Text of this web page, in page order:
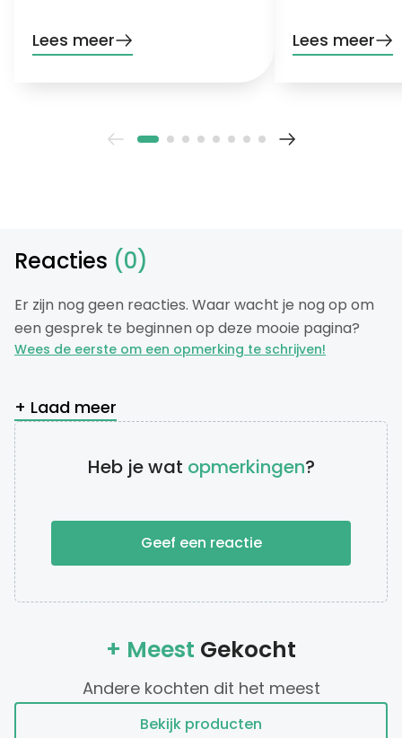
heeft!
Lees meer
hete, droge
Lees meer
Reacties (0)
Er zijn nog geen reacties. Waar wacht je nog op om
een gesprek te beginnen op deze mooie pagina?
Wees de eerste om een opmerking te schrijven!
+ Laad meer
Heb je wat opmerkingen?
Geef een reactie
+ Meest Gekocht
Andere kochten dit het meest
Bekijk producten